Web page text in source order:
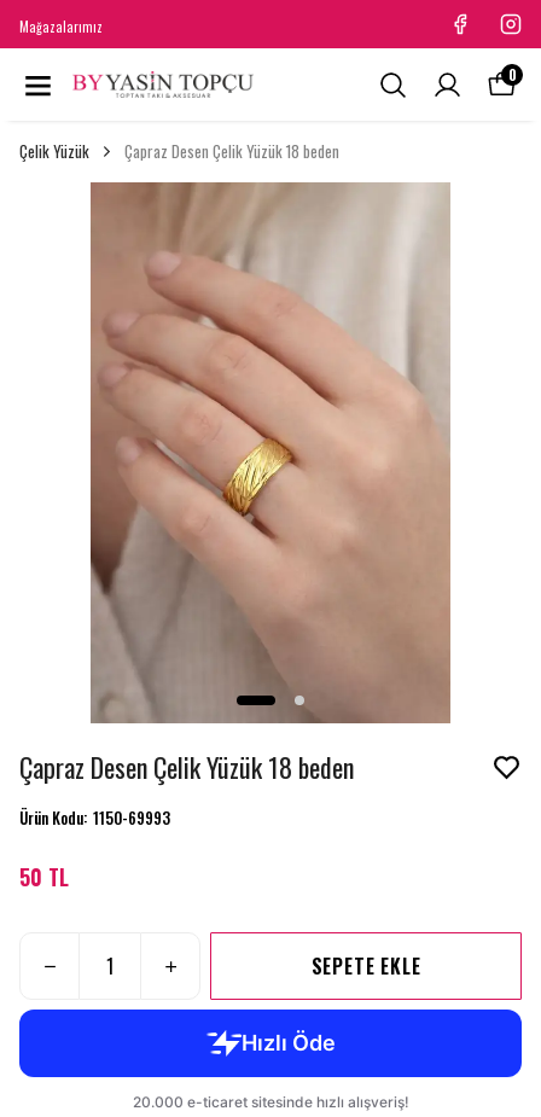
Mağazalarımız
0
Çelik Yüzük Çapraz Desen Çelik Yüzük 18 beden
Çapraz Desen Çelik Yüzük 18 beden
Ürün Kodu: 1150-69993
50 TL
SEPETE EKLE